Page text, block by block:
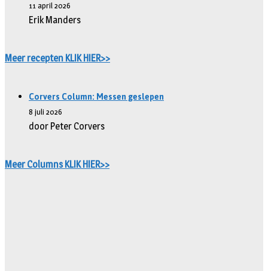
11 april 2026
Erik Manders
Meer recepten KLIK HIER>>
Corvers Column: Messen geslepen
8 juli 2026
door Peter Corvers
Meer Columns KLIK HIER>>